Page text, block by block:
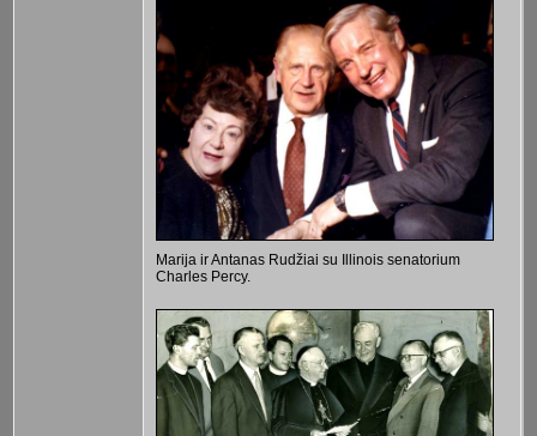
Marija ir Antanas Rudžiai su Illinois senatorium
Charles Percy.